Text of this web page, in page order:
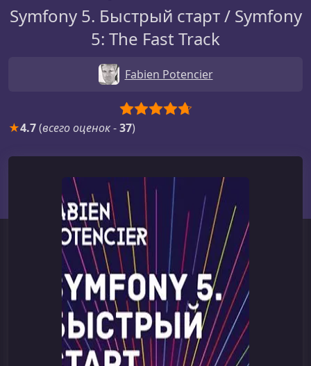
Symfony 5. Быстрый старт / Symfony
5: The Fast Track
Fabien Potencier
★4.7(всего оценок-37)